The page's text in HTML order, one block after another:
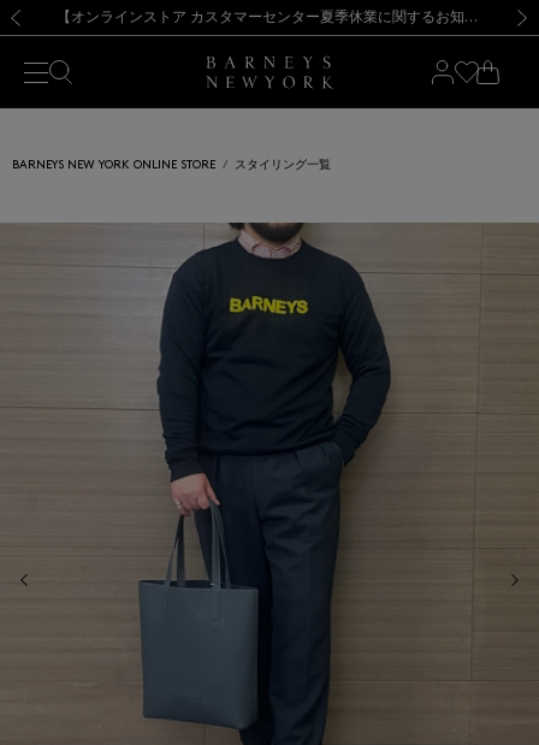
新規登録のお客様も対象！＜MY BARNEYS＞会員のお客様は11,000円（税込）以上のお買上げで常時送料無料！お買い物の際は会員登録を！
【夏季休業に伴う出荷一時停止のお知らせ】(2026.8.7) 【オンラインストア カスタマーセンター夏季休業に関するお知らせ】（2026.8.7）
【夏季休業に伴う返品・交換承り一時停止のお知らせ】（2026.8.5）
熊本県を中心とした地震の影響によるお荷物のお届けについて
【開催中】SUMMER SALEのご案内・ご注意事項 新規登録のお客様も対象！＜MY BARNEYS＞会員のお客様は11,000円（税込）以上のお買上げで常時送料無料！お買い物の際は会員登録を！
【夏季休業に伴う出荷一時停止のお知らせ】(2026.8.7)
BARNEYS NEW YORK ONLINE STORE スタイリング一覧